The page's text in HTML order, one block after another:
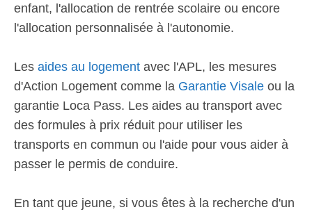
enfant, l'allocation de rentrée scolaire ou encore
l'allocation personnalisée à l'autonomie.
Les aides au logement avec l'APL, les mesures
d'Action Logement comme la Garantie Visale ou la
garantie Loca Pass. Les aides au transport avec
des formules à prix réduit pour utiliser les
transports en commun ou l'aide pour vous aider à
passer le permis de conduire.
En tant que jeune, si vous êtes à la recherche d'un